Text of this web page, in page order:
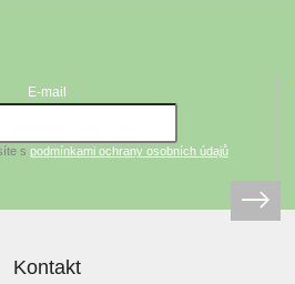
E-mail
s podmínkami ochrany osobních údajů
Kontakt